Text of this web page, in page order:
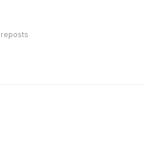
reposts